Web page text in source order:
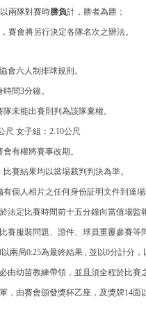
對賽時勝負計，勝者為勝；
行決定各隊名次之辦法。
六人制排球規則。
3分鐘。
賽則判為該隊棄權。
女子組：2.10公尺
有權將賽事改期。
賽結果均以當場裁判判決為準。
個人相片之任何身份証明文件到達
法定比賽時間前十五分鐘向當值場監
賽服裝問題、證件、球員重覆參賽等
兩局0:25為最終結果 , 並以0分計分，
幼苗教練帶領，並且須全程於比賽
由賽會頒發獎杯乙座，及獎牌14